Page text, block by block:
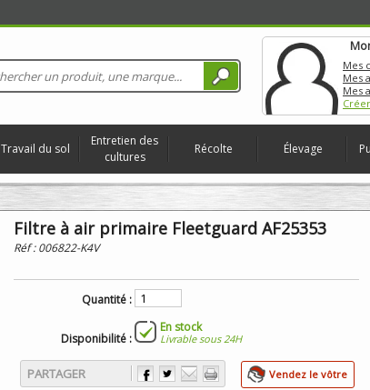
Mes
Mes
Mes
Travail du sol
Entretien des
cultures
Récolte Élevage
Filtre à air primaire Fleetguard AF25353
Réf :006822-K4V
Quantité :
Disponibilité :
En stock
Livrable sous 24H
PARTAGER Vendez le vôtre